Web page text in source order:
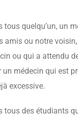
tous quelqu’un, un
amis ou notre voisin,
ou qui a attendu
un médecin qui est
excessive.
tous des étudiants